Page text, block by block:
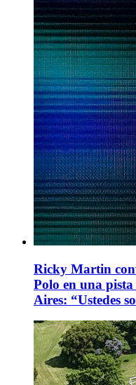
Ricky Martin
Polo en una
Aires: “Ustedes